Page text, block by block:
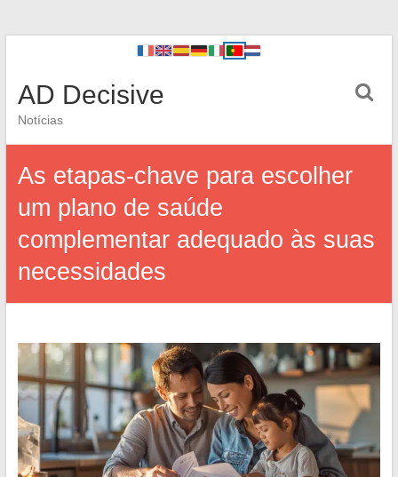
AD Decisive
Notícias
As etapas-chave para escolher
um plano de saúde
complementar adequado às suas
necessidades